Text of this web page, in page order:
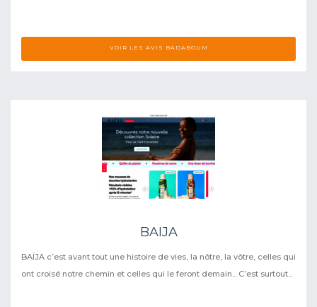
VOIR LES AVIS BADABOUM
BAIJA
BAÏJA c’est avant tout une histoire de vies, la nôtre, la vôtre, celles qui
ont croisé notre chemin et celles qui le feront demain... C’est surtout...